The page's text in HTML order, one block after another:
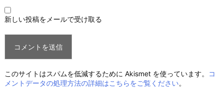
新しい投稿をメールで受け取る
このサイトはスパムを低減するために Akismet を使っています。
コ
メントデータの処理方法の詳細はこちらをご覧ください。